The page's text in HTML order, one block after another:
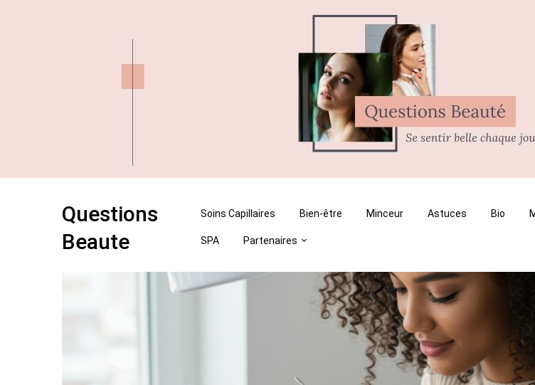
Questions
Beaute
Soins Capillaires Bien-être Minceur Astuces Bio
SPA Partenaires